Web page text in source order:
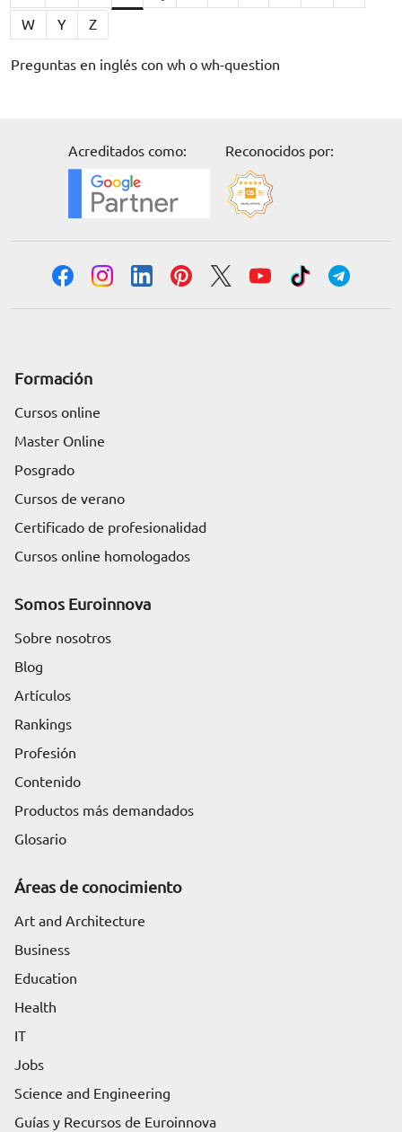
ORIENTACIÓN LABORAL
W
Y Z
Preguntas en inglés con wh o wh-question
Acreditados como: Reconocidos por:
Formación
Cursos online
Master Online
Posgrado
Cursos de verano
Certificado de profesionalidad
Cursos online homologados
Somos Euroinnova
Sobre nosotros
Blog
Artículos
Rankings
Profesión
Contenido
Productos más demandados
Glosario
Áreas de conocimiento
Art and Architecture
Business
Education
Health
IT
Jobs
Science and Engineering
Guías y Recursos de Euroinnova